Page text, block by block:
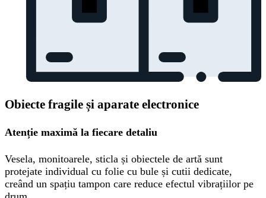
Obiecte fragile și aparate electronice
Atenție maximă la fiecare detaliu
Vesela, monitoarele, sticla și obiectele de artă sunt
protejate individual cu folie cu bule și cutii dedicate,
creând un spațiu tampon care reduce efectul vibrațiilor pe